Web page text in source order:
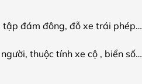
đám đông, đỗ xe trái phép…
thuộc tính xe cộ , biển số…